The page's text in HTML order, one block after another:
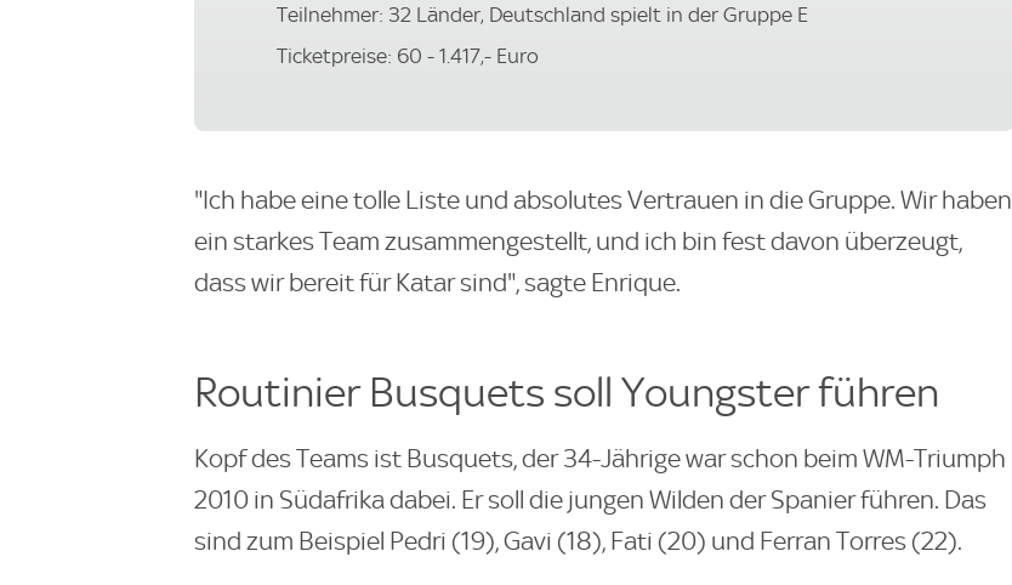
Teilnehmer: 32 Länder, Deutschland spielt in der Gruppe E
Ticketpreise: 60 - 1.417,- Euro
"Ich habe eine tolle Liste und absolutes Vertrauen in die Gruppe. Wir haben
ein starkes Team zusammengestellt, und ich bin fest davon überzeugt,
dass wir bereit für Katar sind", sagte Enrique.
Routinier Busquets soll Youngster führen
Kopf des Teams ist Busquets, der 34-Jährige war schon beim WM-Triumph
2010 in Südafrika dabei. Er soll die jungen Wilden der Spanier führen. Das
sind zum Beispiel Pedri (19), Gavi (18), Fati (20) und Ferran Torres (22).